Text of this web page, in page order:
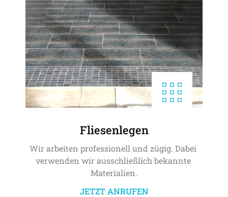
Fliesenlegen
Wir arbeiten professionell und zügig. Dabei
verwenden wir ausschließlich bekannte
Materialien.
JETZT ANRUFEN